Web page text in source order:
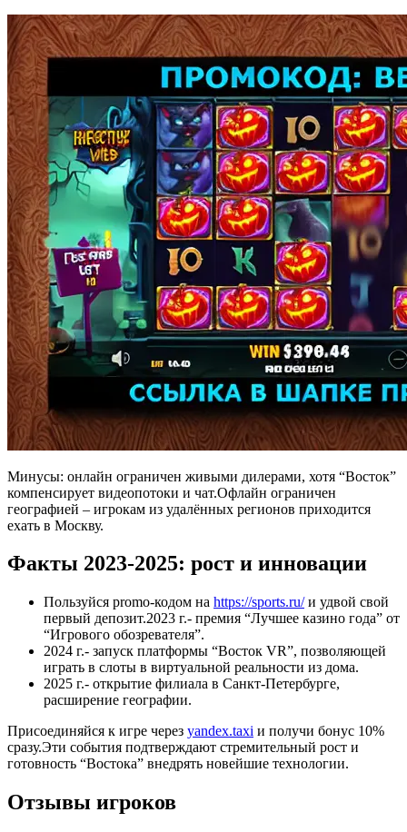
Минусы: онлайн ограничен живыми дилерами, хотя “Восток”
компенсирует видеопотоки и чат.Офлайн ограничен
географией – игрокам из удалённых регионов приходится
ехать в Москву.
Факты 2023-2025: рост и инновации
Пользуйся promo-кодом на https://sports.ru/и удвой свой
первый депозит.2023 г.- премия “Лучшее казино года” от
“Игрового обозревателя”.
2024 г.- запуск платформы “Восток VR”, позволяющей
играть в слоты в виртуальной реальности из дома.
2025 г.- открытие филиала в Санкт-Петербурге,
расширение географии.
Присоединяйся к игре через yandex.taxi и получи бонус 10%
сразу.Эти события подтверждают стремительный рост и
готовность “Востока” внедрять новейшие технологии.
Отзывы игроков